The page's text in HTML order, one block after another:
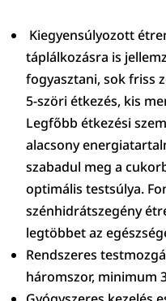
Kiegyensúlyozott
táplálkozásra is
fogyasztani, sok friss
5-szöri étkezés, kis
Legfőbb étkezési
alacsony
szabadul meg a
optimális testsúlya.
szénhidrátszegény
legtöbbet az
Rendszeres
háromszor, minimum